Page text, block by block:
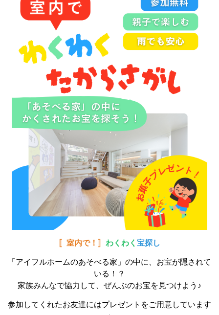
〚室内で！〛 わくわく 宝探し
「アイフルホームのあそべる家」の中に、お宝が隠されて
いる！？
家族みんなで協力して、ぜんぶのお宝を見つけよう♪
参加してくれたお友達にはプレゼントをご用意しています